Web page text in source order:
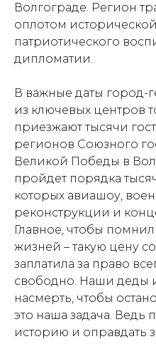
Волгограде. Регион
оплотом
патриотического
дипломатии.
В важные даты город-
из ключевых центров
приезжают тысячи
регионов Союзного
Великой Победы в
пройдет порядка
которых авиашоу,
реконструкции и
Главное, чтобы
жизней – такую цену
заплатила за право
свободно. Наши деды
насмерть, чтобы
это наша задача. Ведь
историю и оправдать